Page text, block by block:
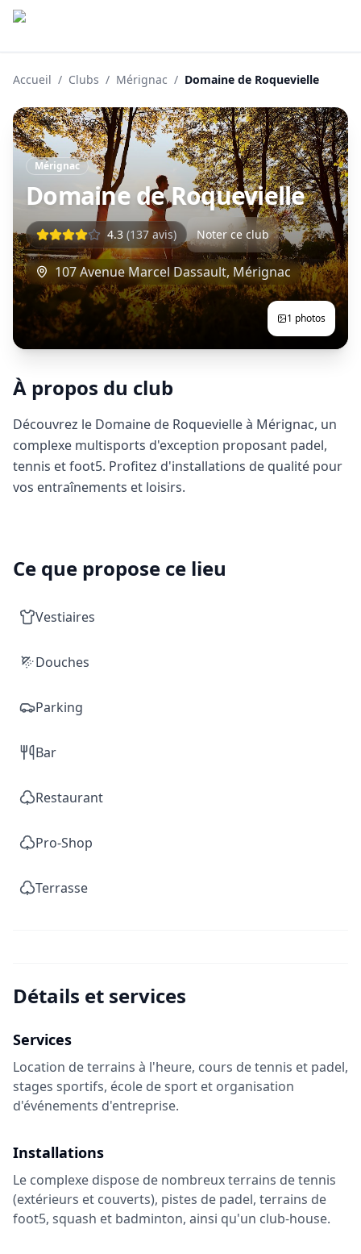
Accueil / Clubs / Mérignac / Domaine de Roquevielle
Mérignac
Domaine de Roquevielle
4.3 (137 avis) Noter ce club
107 Avenue Marcel Dassault, Mérignac
1 photos
À propos du club
Découvrez le Domaine de Roquevielle à Mérignac, un
complexe multisports d'exception proposant padel,
tennis et foot5. Profitez d'installations de qualité pour
vos entraînements et loisirs.
Ce que propose ce lieu
Vestiaires
Douches
Parking
Bar
Restaurant
Pro-Shop
Terrasse
Détails et services
Services
Location de terrains à l'heure, cours de tennis et padel,
stages sportifs, école de sport et organisation
d'événements d'entreprise.
Installations
Le complexe dispose de nombreux terrains de tennis
(extérieurs et couverts), pistes de padel, terrains de
foot5, squash et badminton, ainsi qu'un club-house.